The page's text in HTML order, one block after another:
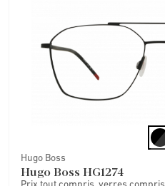
Hugo Boss
Hugo Boss HG1274
Prix tout compris, verres compris